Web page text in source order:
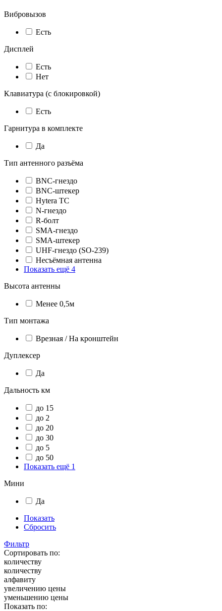
Вибровызов
Есть
Дисплей
Есть
Нет
Клавиатура (с блокировкой)
Есть
Гарнитура в комплекте
Да
Тип антенного разъёма
BNC-гнездо
BNC-штекер
Hytera TC
N-гнездо
R-болт
SMA-гнездо
SMA-штекер
UHF-гнездо (SO-239)
Несъёмная антенна
Показать ещё 4
Высота антенны
Менее 0,5м
Тип монтажа
Врезная / На кронштейн
Дуплексер
Да
Дальность км
до 15
до 2
до 20
до 30
до 5
до 50
Показать ещё 1
Мини
Да
Показать
Сбросить
Фильтр
Сортировать по:
количеству
количеству
алфавиту
увеличению цены
уменьшению цены
Показать по: